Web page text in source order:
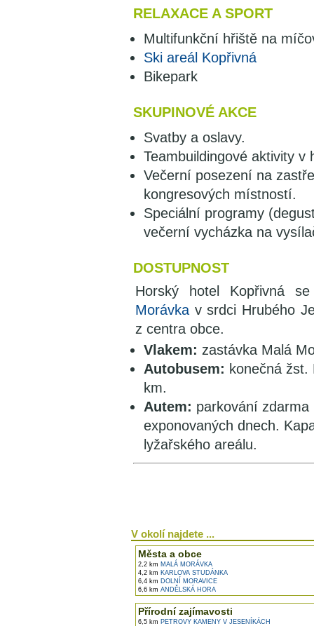
RELAXACE A SPORT
Multifunkční hřiště na
Ski areál Kopřivná
Bikepark
SKUPINOVÉ AKCE
Svatby a oslavy.
Teambuildingové aktivity v
Večerní posezení na
kongresových místností.
Speciální programy
večerní vycházka na
DOSTUPNOST
Horský hotel Kopřivná
Morávka v srdci Hrubého
z centra obce.
Vlakem: zastávka Malá
Autobusem: konečná
km.
Autem: parkování
exponovaných dnech.
lyžařského areálu.
V okolí najdete ...
Města a obce
2,2 km MALÁ MORÁVKA
4,2 km KARLOVA STUDÁNKA
6,4 km DOLNÍ MORAVICE
6,6 km ANDĚLSKÁ HORA
Přírodní zajímavosti
6,5 km PETROVY KAMENY V JESENÍKÁCH